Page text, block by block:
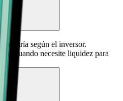
varía según el inversor.
cuando necesite liquidez para